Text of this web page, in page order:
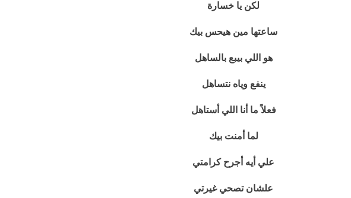
لكن يا خسارة
ساعتها مين هيحس بيك
هو اللي بيبع بالساهل
ينفع وياه نتساهل
فعلاً ما أنا اللي أستاهل
لما أمنت بيك
علي أيه أجرح كرامتي
علشان تصحي غيرتي